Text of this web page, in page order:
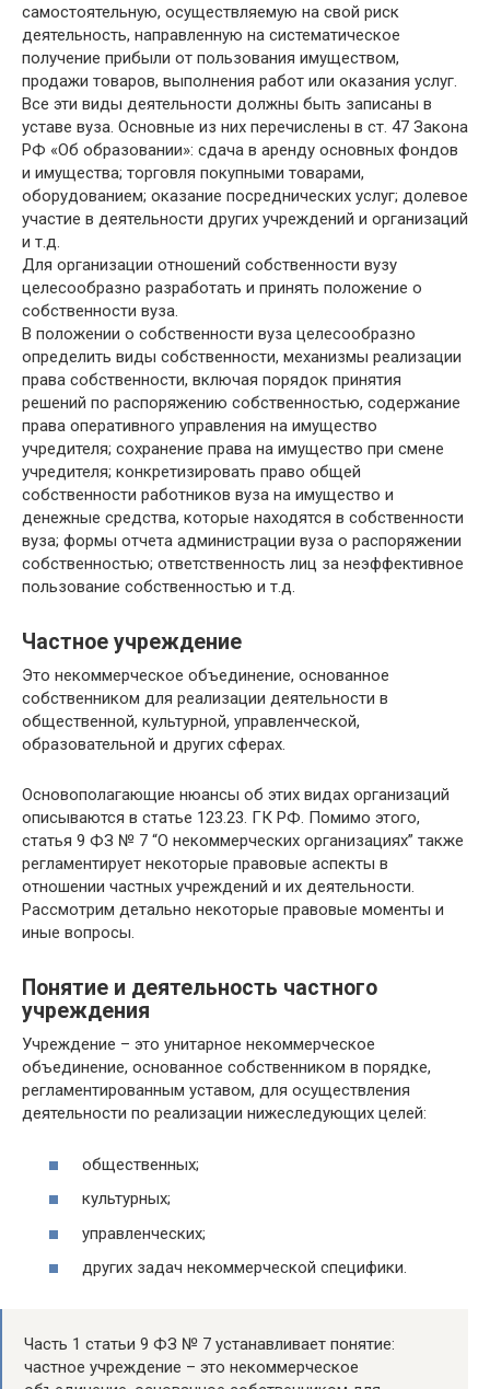
самостоятельную, осуществляемую на свой риск
деятельность, направленную на систематическое
получение прибыли от пользования имуществом,
продажи товаров, выполнения работ или оказания услуг.
Все эти виды деятельности должны быть записаны в
уставе вуза. Основные из них перечислены в ст. 47 Закона
РФ «Об образовании»: сдача в аренду основных фондов
и имущества; торговля покупными товарами,
оборудованием; оказание посреднических услуг; долевое
участие в деятельности других учреждений и организаций
и т.д.
Для организации отношений собственности вузу
целесообразно разработать и принять положение о
собственности вуза.
В положении о собственности вуза целесообразно
определить виды собственности, механизмы реализации
права собственности, включая порядок принятия
решений по распоряжению собственностью, содержание
права оперативного управления на имущество
учредителя; сохранение права на имущество при смене
учредителя; конкретизировать право общей
собственности работников вуза на имущество и
денежные средства, которые находятся в собственности
вуза; формы отчета администрации вуза о распоряжении
собственностью; ответственность лиц за неэффективное
пользование собственностью и т.д.
Частное учреждение
Это некоммерческое объединение, основанное
собственником для реализации деятельности в
общественной, культурной, управленческой,
образовательной и других сферах.
Основополагающие нюансы об этих видах организаций
описываются в статье 123.23. ГК РФ. Помимо этого,
статья 9 ФЗ № 7 “О некоммерческих организациях” также
регламентирует некоторые правовые аспекты в
отношении частных учреждений и их деятельности.
Рассмотрим детально некоторые правовые моменты и
иные вопросы.
Понятие и деятельность частного
учреждения
Учреждение – это унитарное некоммерческое
объединение, основанное собственником в порядке,
регламентированным уставом, для осуществления
деятельности по реализации нижеследующих целей:
общественных;
культурных;
управленческих;
других задач некоммерческой специфики.
Часть 1 статьи 9 ФЗ № 7 устанавливает понятие:
частное учреждение – это некоммерческое